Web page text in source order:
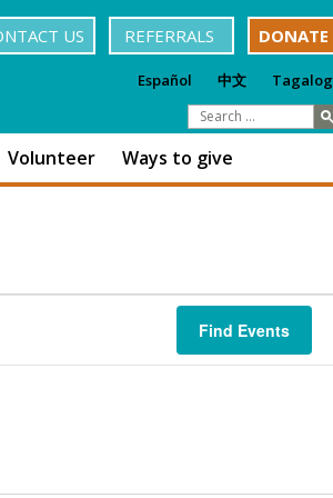
US REFERRALS DONATE
Español 中文 Tagalog
Volunteer Ways to give
Find Events